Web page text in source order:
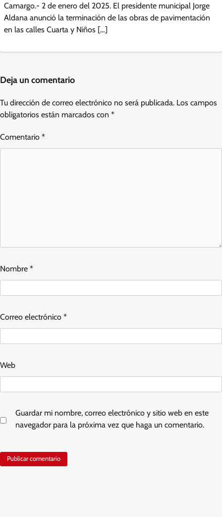
Camargo.- 2 de enero del 2025. El presidente municipal Jorge
Aldana anunció la terminación de las obras de pavimentación
en las calles Cuarta y Niños […]
Deja un comentario
Tu dirección de correo electrónico no será publicada. Los campos
obligatorios están marcados con *
Comentario *
Nombre *
Correo electrónico *
Web
Guardar mi nombre, correo electrónico y sitio web en este
navegador para la próxima vez que haga un comentario.